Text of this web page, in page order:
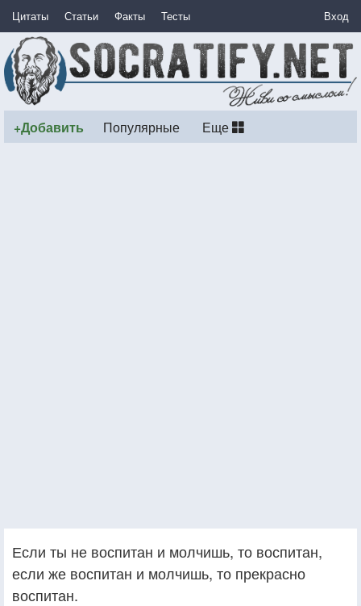
Цитаты Статьи Факты Тесты Вход
+Добавить Популярные Еще
Если ты не воспитан и молчишь, то воспитан,
если же воспитан и молчишь, то прекрасно
воспитан.